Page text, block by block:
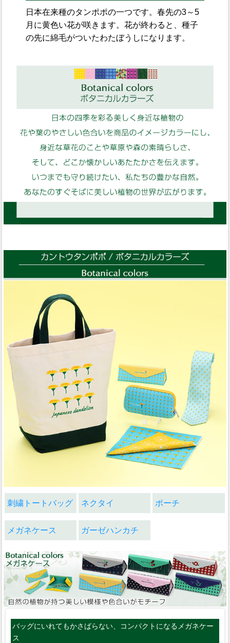
日本在来種のタンポポの一つです。春先の3～5
月に黄色い花が咲きます。花が終わると、種子
の先に綿毛がついたわたぼうしになります。
刺繍トートバッグ ネクタイ ポーチ
メガネケース ガーゼハンカチ
バッグにいれてもかさばらない、コンパクトになるメガネケー
ス